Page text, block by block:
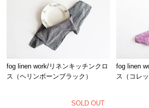
fog linen work/リネンキッチンクロ
ス（ヘリンボーンブラック）
SOLD OUT
fog linen
ス（コレッ